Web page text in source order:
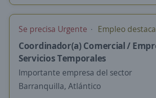
Se precisa Urgente Empleo
Coordinador(a) Comercial /
Servicios Temporales
Importante empresa del sector
Barranquilla, Atlántico